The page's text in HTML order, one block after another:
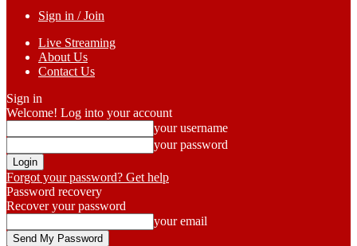
Sign in / Join
Live Streaming
About Us
Contact Us
Sign in
Welcome! Log into your account
your username
your password
Forgot your password? Get help
Password recovery
Recover your password
your email